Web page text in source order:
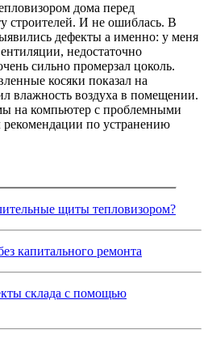
дома перед
строителей. И не ошиблась. В
дефекты а именно: у меня
недостаточно
сильно промерзал цоколь.
косяки показал на
влажность воздуха в помещении.
на компьютер с проблемными
рекомендации по устранению
щиты тепловизором?
капитального ремонта
склада с помощью